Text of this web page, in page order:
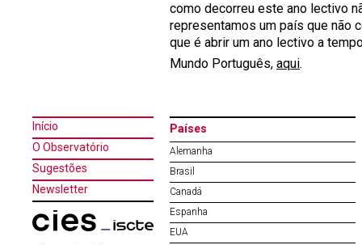
como decorreu este ano lectivo
representamos um país que não
que é abrir um ano lectivo a
Mundo Português, aqui.
Início
O Observatório
Sugestões
Newsletter
Países
Alemanha
Brasil
Canadá
Espanha
EUA